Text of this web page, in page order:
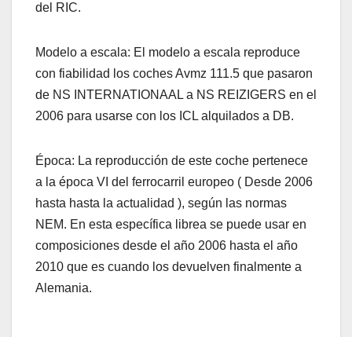
del RIC.
Modelo a escala: El modelo a escala reproduce
con fiabilidad los coches Avmz 111.5 que pasaron
de NS INTERNATIONAAL a NS REIZIGERS en el
2006 para usarse con los ICL alquilados a DB.
Época: La reproducción de este coche pertenece
a la época VI del ferrocarril europeo ( Desde 2006
hasta hasta la actualidad ), según las normas
NEM. En esta específica librea se puede usar en
composiciones desde el año 2006 hasta el año
2010 que es cuando los devuelven finalmente a
Alemania.